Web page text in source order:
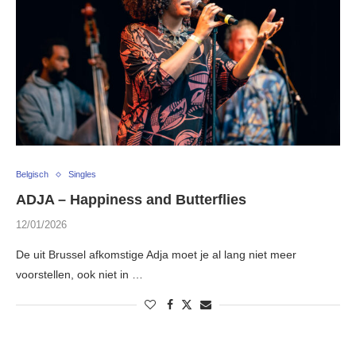
Belgisch Singles
ADJA – Happiness and Butterflies
12/01/2026
De uit Brussel afkomstige Adja moet je al lang niet meer
voorstellen, ook niet in …